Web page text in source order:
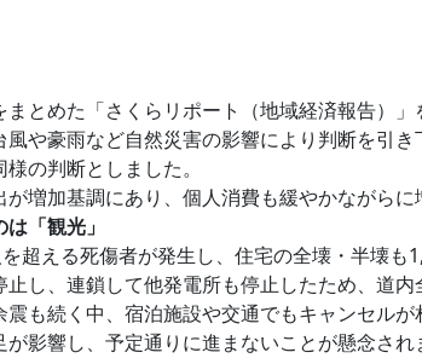
とめた「さくらリポート（地域経済報告）」
や豪雨など自然災害の影響により判断を引
の判断としました。
増加基調にあり、個人消費も緩やかながらに
「観光」
える死傷者が発生し、住宅の全壊・半壊も
し、連鎖して他発電所も停止したため、道内
も続く中、宿泊施設や交通でもキャンセルが
影響し、予定通りに進まないことが懸念され